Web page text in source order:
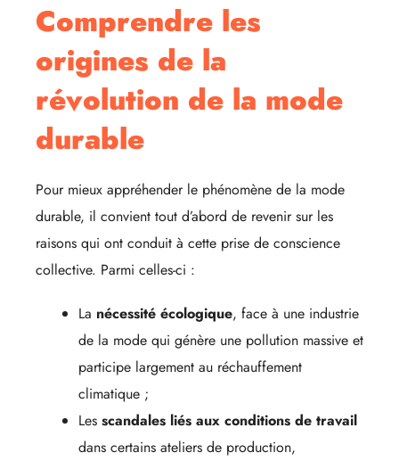
Comprendre les
origines de la
révolution de la mode
durable
Pour mieux appréhender le phénomène de la mode
durable, il convient tout d’abord de revenir sur les
raisons qui ont conduit à cette prise de conscience
collective. Parmi celles-ci :
La nécessité écologique, face à une industrie
de la mode qui génère une pollution massive et
participe largement au réchauffement
climatique ;
Les scandales liés aux conditions de travail
dans certains ateliers de production,